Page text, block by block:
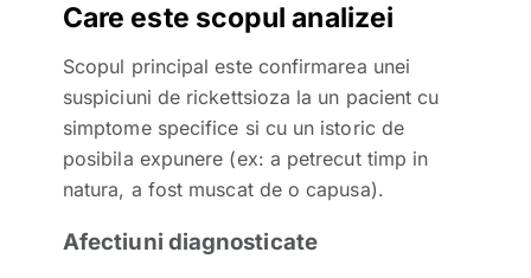
Care este scopul analizei
Scopul principal este confirmarea unei
suspiciuni de rickettsioza la un pacient cu
simptome specifice si cu un istoric de
posibila expunere (ex: a petrecut timp in
natura, a fost muscat de o capusa).
Afectiuni diagnosticate